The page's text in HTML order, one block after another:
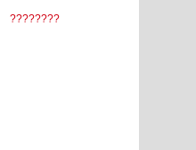
????????